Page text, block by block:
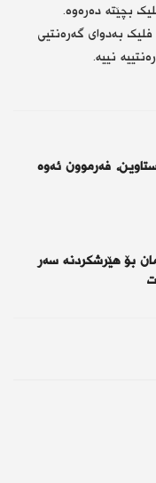
بچێتە دەرەوە.
بەدوای گەرەنتیی
نییە.
فەرموون ئەوە
بۆ هێرشکردنە سەر